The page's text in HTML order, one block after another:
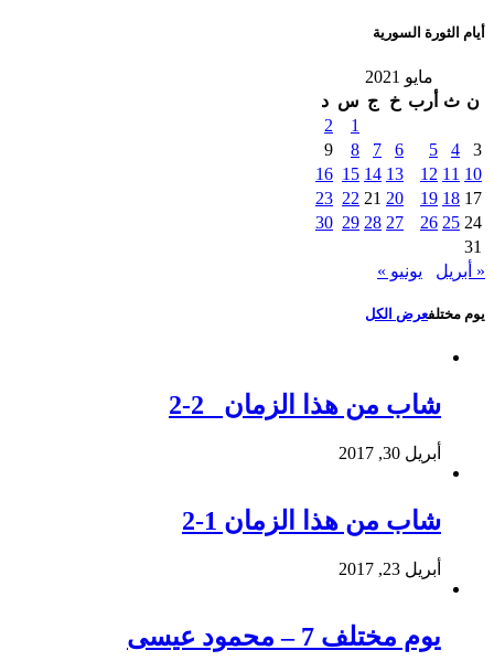
أيام الثورة السورية
مايو 2021
ن ث أرب خ ج س د
1
2
3
4
5
6
7
8
9
10
11
12
13
14
15
16
17
18
19
20
21
22
23
24
25
26
27
28
29
30
31
« أبريل
يونيو »
يوم مختلفعرض الكل
شاب من هذا الزمان 2-2
أبريل 30, 2017
شاب من هذا الزمان 1-2
أبريل 23, 2017
يوم مختلف 7 – محمود عيسى